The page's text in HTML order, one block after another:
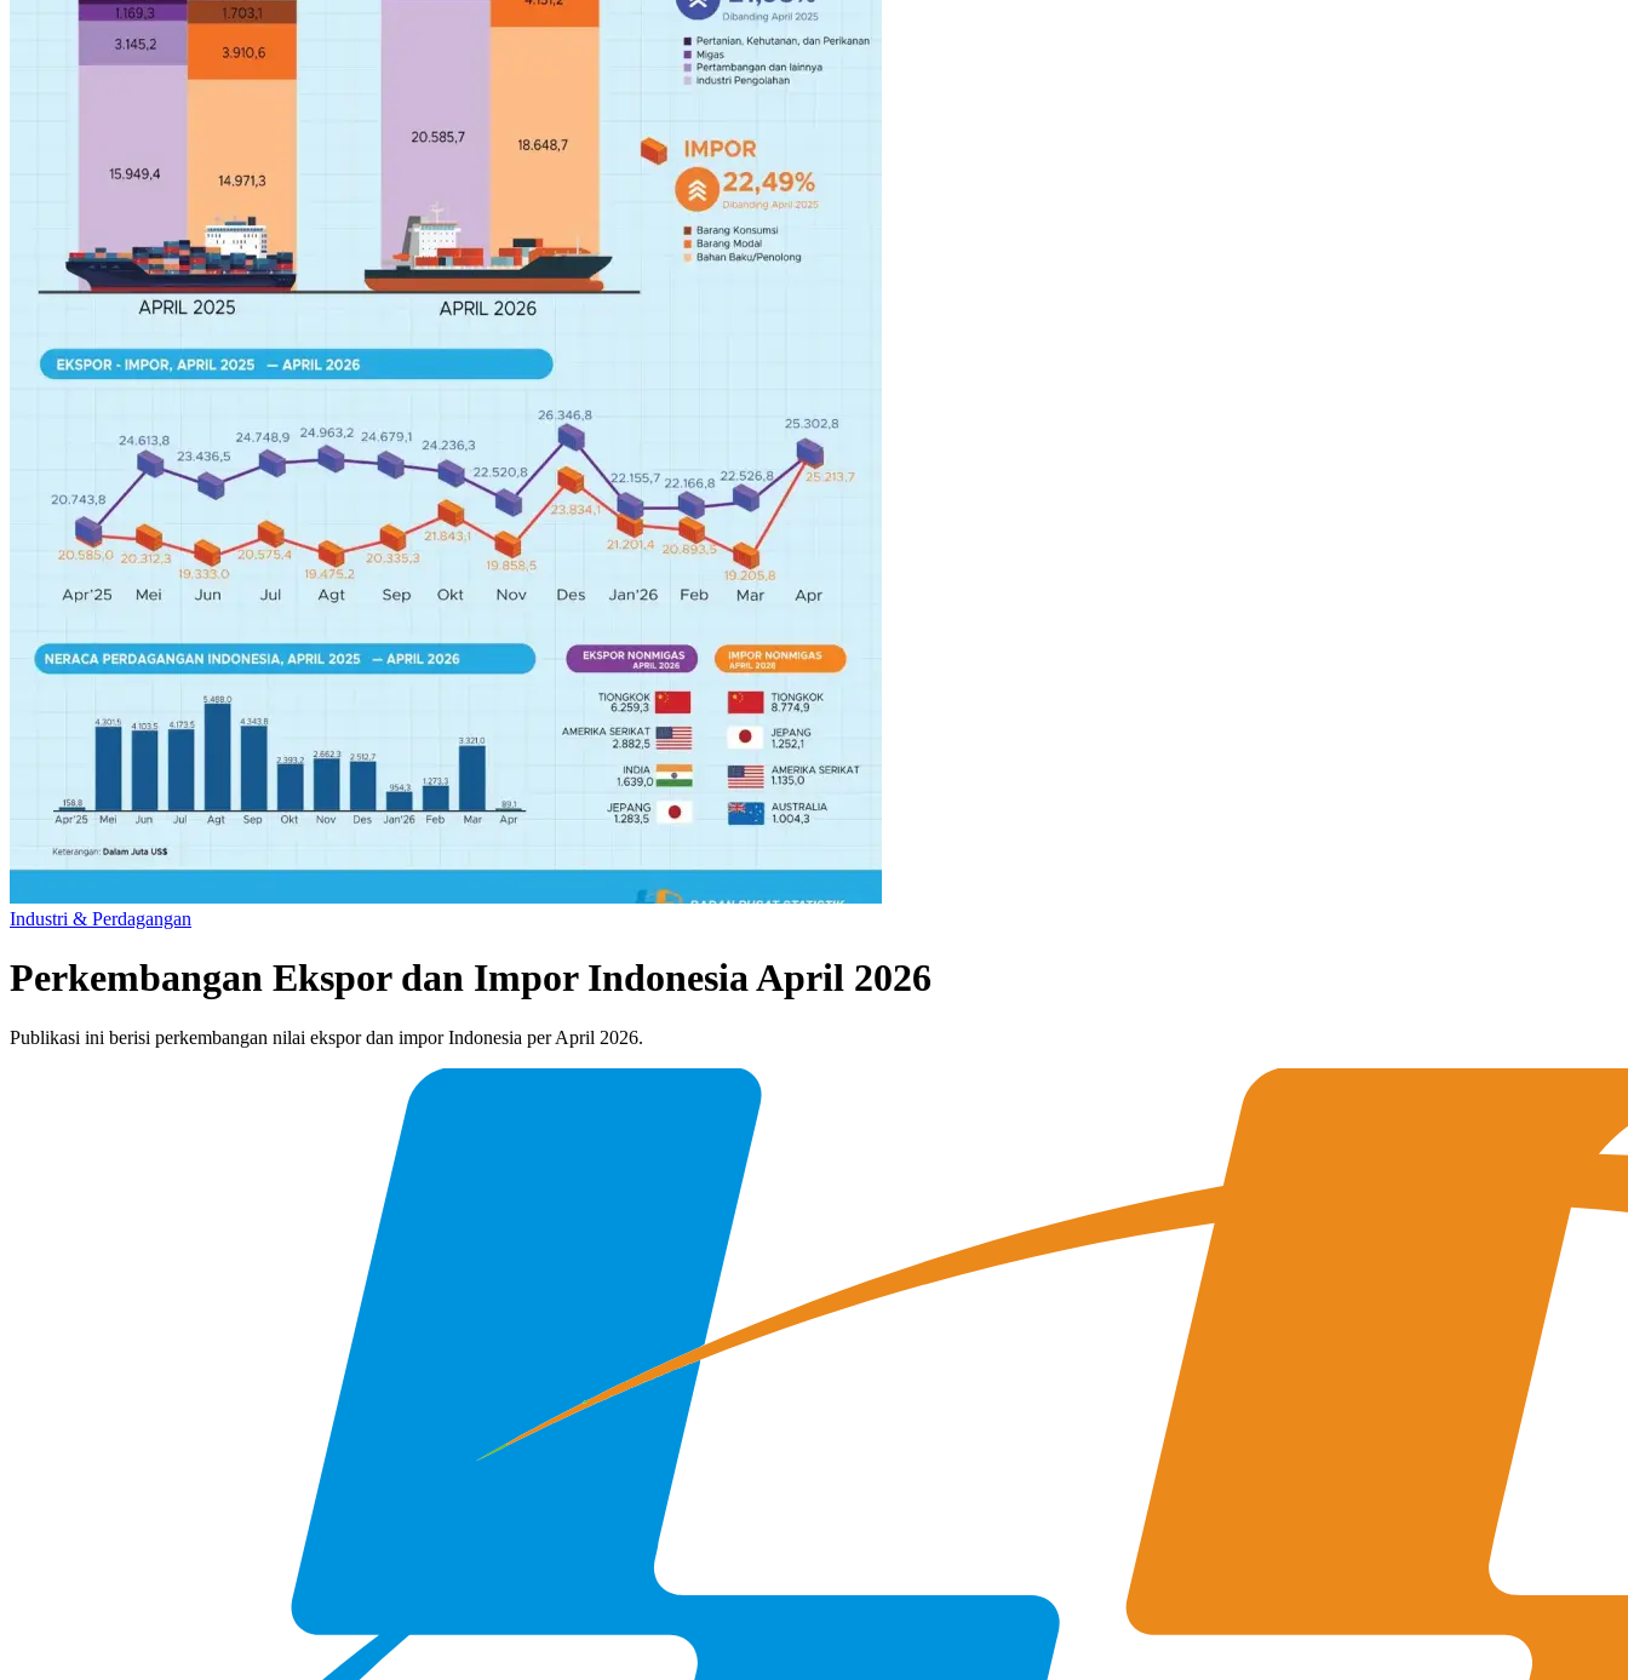
Industri & Perdagangan
Perkembangan Ekspor dan Impor Indonesia April 2026
Publikasi ini berisi perkembangan nilai ekspor dan impor Indonesia per April 2026.